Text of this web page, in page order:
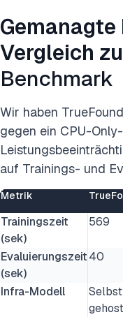
Vergleich
Benchmark
Wir haben
gegen ein CPU-
auf Trainings- und
Metrik
Trainingszeit
(sek)
569
Evaluierungszeit
(sek)
40
Infra-Modell
Selbst